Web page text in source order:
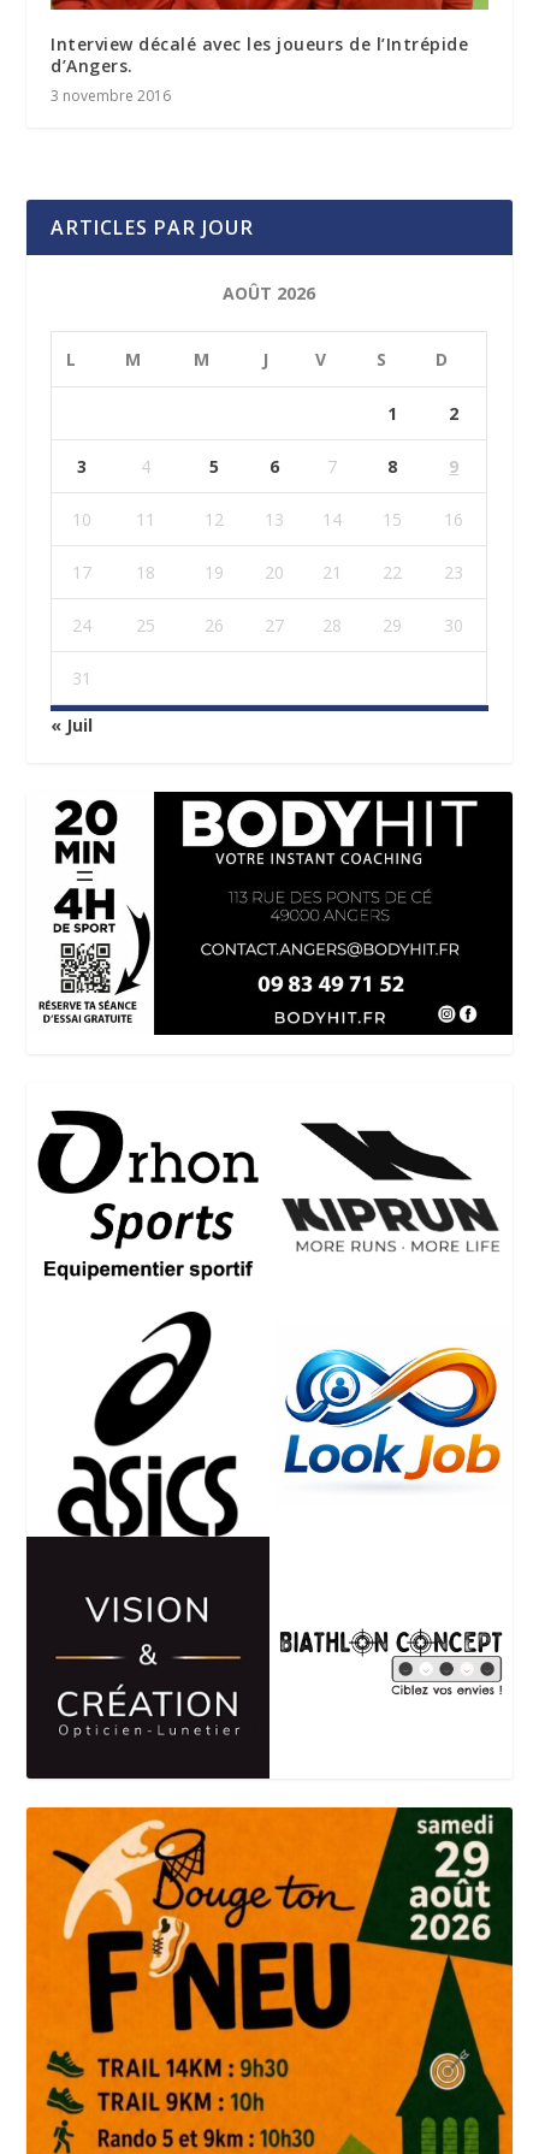
Interview décalé avec les joueurs de l’Intrépide
d’Angers.
3 novembre 2016
ARTICLES PAR JOUR
AOÛT 2026
L M M J V S D
1 2
3 4 5 6 7 8 9
10 11 12 13 14 15 16
17 18 19 20 21 22 23
24 25 26 27 28 29 30
31
« Juil